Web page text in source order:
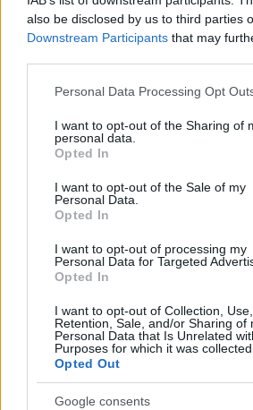
also be disclosed by us to third parties
Downstream Participants that may
Please note that this website/app uses
not limited to your visit or usage
grant or deny consent to Google and
use your data for below specified
consent section.
Personal Data Processing Opt
I want to opt-out of the Sharing of
personal data.
Opted In
I want to opt-out of the Sale of my
Personal Data.
Opted In
I want to opt-out of processing my
Personal Data for Targeted
Opted In
I want to opt-out of Collection, Use,
Retention, Sale, and/or Sharing of
Personal Data that Is Unrelated
Purposes for which it was collected.
Opted Out
Google consents
éppen operáról. Az idei Miskolci
ugyanis Puccini Bohémélet című
modern változatban, KERO 
alakította a női főszereplőt,
premier után az idei évadban a
költözik. Így az operett-szerepek
évadban bemutatott Miss Saigon
után Barbara az opera
magát."Mindig a bemutatók után
magam. Addig tele vagyok
azután nyugszik meg, hogy lement
látom a reakciókat és hallom a
Ez után kezdem el felhőtlenül
bármilyen műfajról is van szó,
ugyanakkora felelősséggel jár. Az
kerülne a fiatalokhoz és erre
darab. Ez azonban a mi
operafesztivál óta jó pár hónap
akkor is érik, amikor épp nem
dolgozunk rajta, mert közben a